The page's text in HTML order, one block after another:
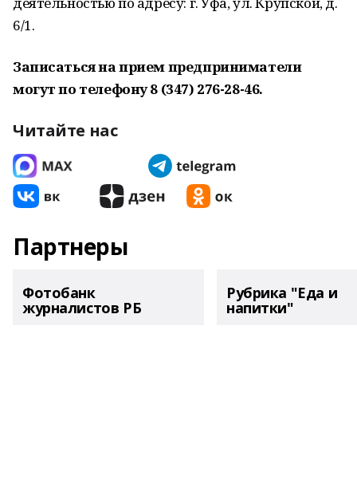
6/1.
Записаться на прием предприниматели
могут по телефону 8 (347) 276-28-46.
Читайте нас
Партнеры
Фотобанк
журналистов РБ
Рубрика "Еда и
напитки"